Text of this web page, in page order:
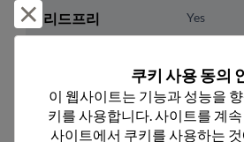
리드프리 Yes
800
기술 카테고리 Discretes
거부 및 닫기
쿠키 사용 동의
이 웹사이트는 기능과 성능을
키를 사용합니다. 사이트를 계
사이트에서 쿠키를 사용하는